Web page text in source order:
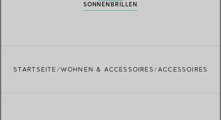
SONNENBRILLEN
STARTSEITE WOHNEN & ACCESSOIRES ACCESSOIRES